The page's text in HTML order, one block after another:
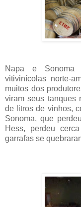
Napa e Sonoma
vitivinícolas norte-
muitos dos
viram seus tanques
de litros de vinhos,
Sonoma, que
Hess, perdeu
garrafas se